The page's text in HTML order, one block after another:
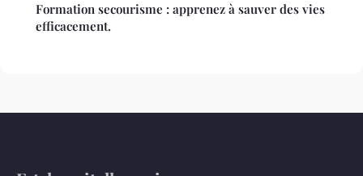
Formation secourisme : apprenez à sauver des vies
efficacement.